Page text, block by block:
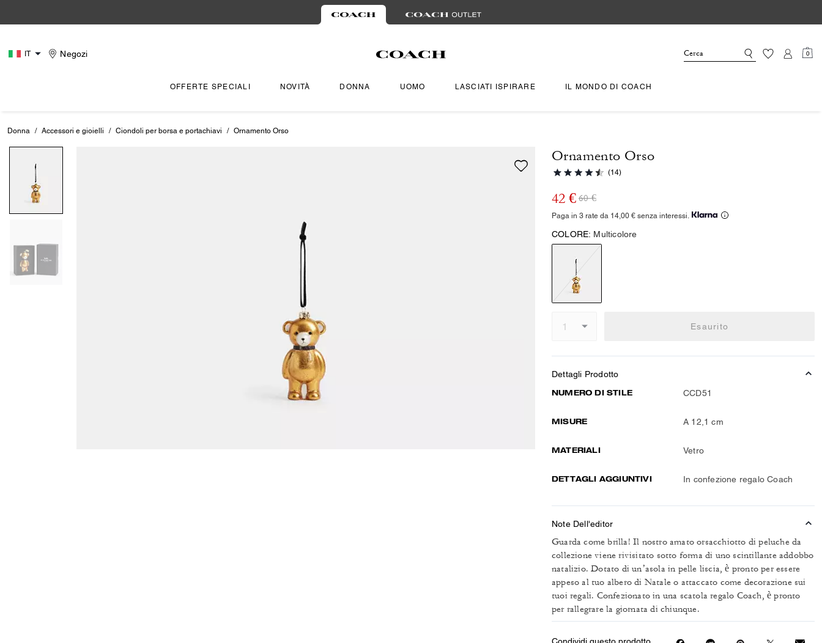
IT Negozi 0
OFFERTE SPECIALI NOVITÀ DONNA UOMO LASCIATI ISPIRARE IL MONDO DI COACH
Donna / Accessori e gioielli / Ciondoli per borsa e portachiavi / Ornamento Orso
Ornamento Orso
(14)
42 € 60 €
Paga in 3 rate da 14,00 € senza interessi.
COLORE: Multicolore
Esaurito
Dettagli Prodotto
NUMERO DI STILE
CCD51
MISURE A 12,1 cm
MATERIALI Vetro
DETTAGLI AGGIUNTIVI In confezione regalo Coach
Note Dell'editor
Guarda come brilla! Il nostro amato orsacchiotto di peluche da
collezione viene rivisitato sotto forma di uno scintillante addobbo
natalizio. Dotato di un’asola in pelle liscia, è pronto per essere
appeso al tuo albero di Natale o attaccato come decorazione sui
tuoi regali. Confezionato in una scatola regalo Coach, è pronto
per rallegrare la giornata di chiunque.